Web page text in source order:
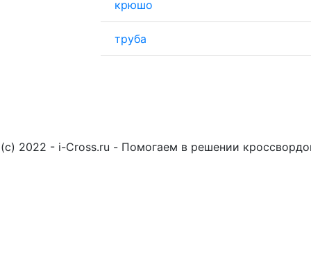
крюшо
труба
(c) 2022 - i-Cross.ru - Помогаем в решении